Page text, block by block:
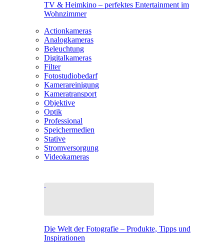
TV & Heimkino – perfektes Entertainment im
Wohnzimmer
Actionkameras
Analogkameras
Beleuchtung
Digitalkameras
Filter
Fotostudiobedarf
Kamerareinigung
Kameratransport
Objektive
Optik
Professional
Speichermedien
Stative
Stromversorgung
Videokameras
Die Welt der Fotografie – Produkte, Tipps und
Inspirationen